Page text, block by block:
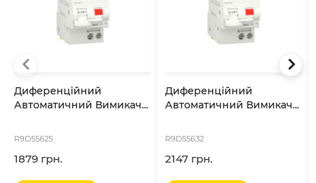
Диференційний
Автоматичний Вимикач...
R9D55625
1879 грн.
Диференційний
Автоматичний Вимикач...
R9D55632
2147 грн.